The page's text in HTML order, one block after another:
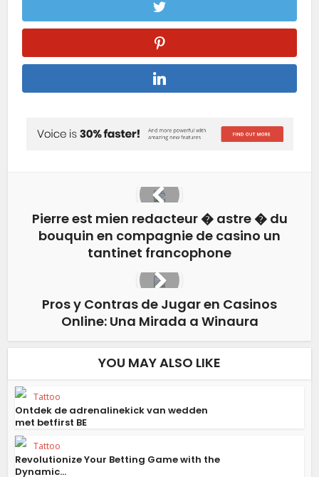
Pierre est mien redacteur � astre � du
bouquin en compagnie de casino un
tantinet francophone
Pros y Contras de Jugar en Casinos
Online: Una Mirada a Winaura
YOU MAY ALSO LIKE
Tattoo
Ontdek de adrenalinekick van wedden
met betfirst BE
Tattoo
Revolutionize Your Betting Game with the
Dynamic...